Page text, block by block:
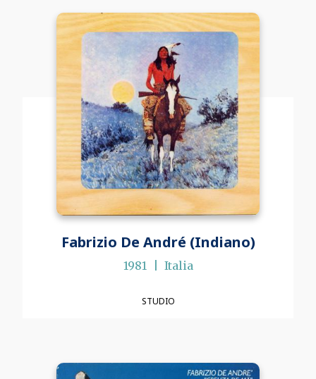
Fabrizio De André (Indiano)
1981 Italia
STUDIO